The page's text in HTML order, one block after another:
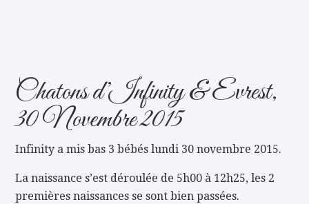
Chatons d’Infinity & Evrest,
30 Novembre 2015
Infinity a mis bas 3 bébés lundi 30 novembre 2015.
La naissance s’est déroulée de 5h00 à 12h25, les 2
premières naissances se sont bien passées.